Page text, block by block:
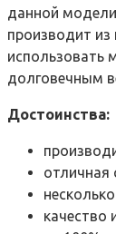
данной
производит
использовать
долговечным
Достоинства:
отличная
качество